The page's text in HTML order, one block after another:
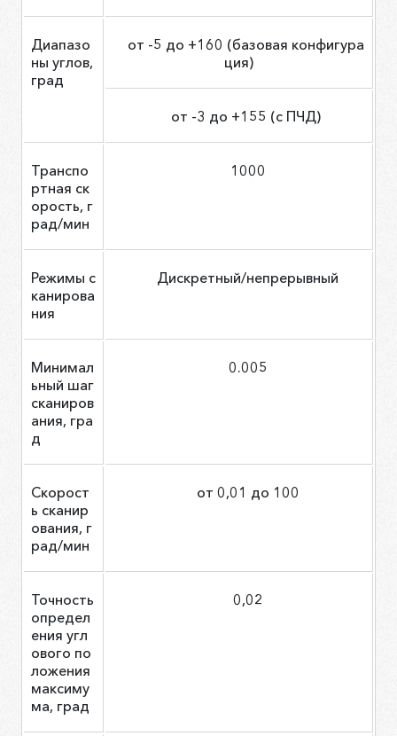
Диапазо
ны углов,
град
от -5 до +160 (базовая конфигура
ция)
от -3 до +155 (с ПЧД)
Транспо
ртная ск
орость, г
рад/мин
1000
Режимы с
канирова
ния
Дискретный/непрерывный
Минимал
ьный шаг
сканиров
ания, гра
д
0.005
Скорост
ь сканир
ования, г
рад/мин
от 0,01 до 100
Точность
определ
ения угл
ового по
ложения
максиму
ма, град
0,02